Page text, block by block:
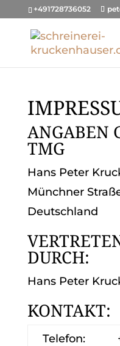
+491728736052
ANGABEN
TMG
Hans Peter
Münchner
Deutschland
DURCH:
Hans Peter
KONTAKT:
Telefon: